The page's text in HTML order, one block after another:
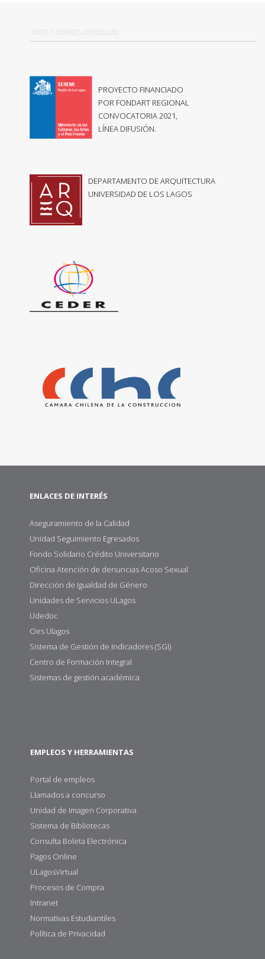
INSTITUCIONES ASOCIADAS
PROYECTO FINANCIADO
POR FONDART REGIONAL
CONVOCATORIA 2021,
LÍNEA DIFUSIÓN.
DEPARTAMENTO DE ARQUITECTURA
UNIVERSIDAD DE LOS LAGOS
ENLACES DE INTERÉS
Aseguramiento de la Calidad
Unidad Seguimiento Egresados
Fondo Solidario Crédito Universitario
Oficina Atención de denuncias Acoso Sexual
Dirección de Igualdad de Género
Unidades de Servicios ULagos
Udedoc
Oirs Ulagos
Sistema de Gestión de Indicadores (SGI)
Centro de Formación Integral
Sistemas de gestión académica
EMPLEOS Y HERRAMIENTAS
Portal de empleos
Llamados a concurso
Unidad de Imagen Corporativa
Sistema de Bibliotecas
Consulta Boleta Electrónica
Pagos Online
ULagosVirtual
Procesos de Compra
Intranet
Normativas Estudiantiles
Política de Privacidad